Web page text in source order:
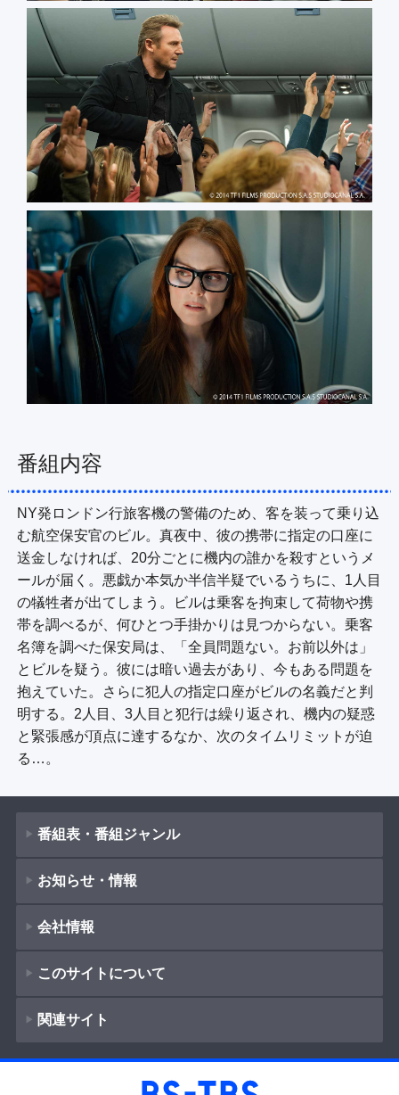
番組内容
NY発ロンドン行旅客機の警備のため、客を装って乗り込
む航空保安官のビル。真夜中、彼の携帯に指定の口座に
送金しなければ、20分ごとに機内の誰かを殺すというメ
ールが届く。悪戯か本気か半信半疑でいるうちに、1人目
の犠牲者が出てしまう。ビルは乗客を拘束して荷物や携
帯を調べるが、何ひとつ手掛かりは見つからない。乗客
名簿を調べた保安局は、「全員問題ない。お前以外は」
とビルを疑う。彼には暗い過去があり、今もある問題を
抱えていた。さらに犯人の指定口座がビルの名義だと判
明する。2人目、3人目と犯行は繰り返され、機内の疑惑
と緊張感が頂点に達するなか、次のタイムリミットが迫
る…。
番組表・番組ジャンル
番組表
番組ジャンル
ドラマ
映画
お知らせ・情報
新着情報
お知らせ
イベント
ショッピング
会社情報
会社概要
（Company Information）
採用情報
このサイトについて
著作権とリンク
サイトポリシー
関連サイト